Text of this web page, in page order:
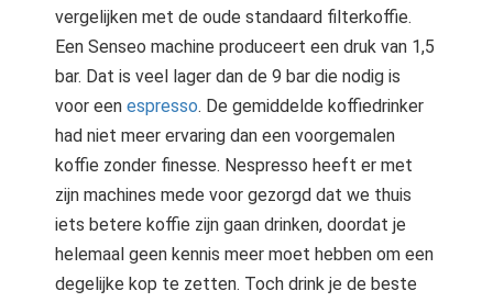
vergelijken met de oude standaard filterkoffie.
Een Senseo machine produceert een druk van 1,5
bar. Dat is veel lager dan de 9 bar die nodig is
voor een espresso. De gemiddelde koffiedrinker
had niet meer ervaring dan een voorgemalen
koffie zonder finesse. Nespresso heeft er met
zijn machines mede voor gezorgd dat we thuis
iets betere koffie zijn gaan drinken, doordat je
helemaal geen kennis meer moet hebben om een
degelijke kop te zetten. Toch drink je de beste